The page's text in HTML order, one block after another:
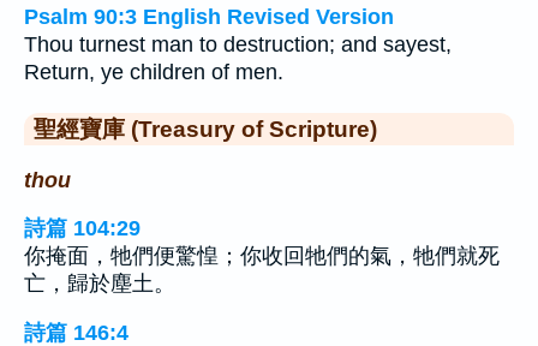
Psalm 90:3 English Revised Version
Thou turnest man to destruction; and sayest,
Return, ye children of men.
聖經寶庫 (Treasury of Scripture)
thou
詩篇 104:29
你掩面，牠們便驚惶；你收回牠們的氣，牠們就死
亡，歸於塵土。
詩篇 146:4